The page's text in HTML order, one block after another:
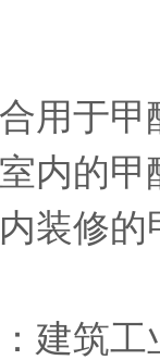
用于
内的
装修的
建筑